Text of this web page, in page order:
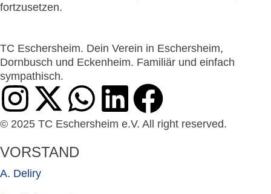
fortzusetzen.
TC Eschersheim. Dein Verein in Eschersheim,
Dornbusch und Eckenheim. Familiär und einfach
sympathisch.
© 2025 TC Eschersheim e.V. All right reserved.
VORSTAND
A. Deliry